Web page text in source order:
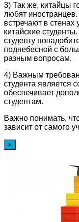
3) Так же, китайцы
любят
встречают в стенах
китайские
студенту
поднебесной с
разным вопросам.
4) Важным
студента является
обеспечивает
студентам.
Важно понимать,
зависит от самого
×